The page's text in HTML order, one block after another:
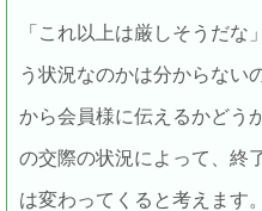
「これ以上は厳しそうだ
う状況なのかは分からない
から会員様に伝えるかどう
の交際の状況によって、終
は変わってくると考えます。